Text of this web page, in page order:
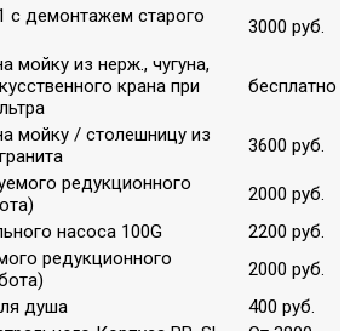
с демонтажем старого
3000 руб.
мойку из нерж., чугуна,
крана при
бесплатно
мойку / столешницу из
3600 руб.
редукционного
2000 руб.
насоса 100G
2200 руб.
редукционного
2000 руб.
душа
400 руб.